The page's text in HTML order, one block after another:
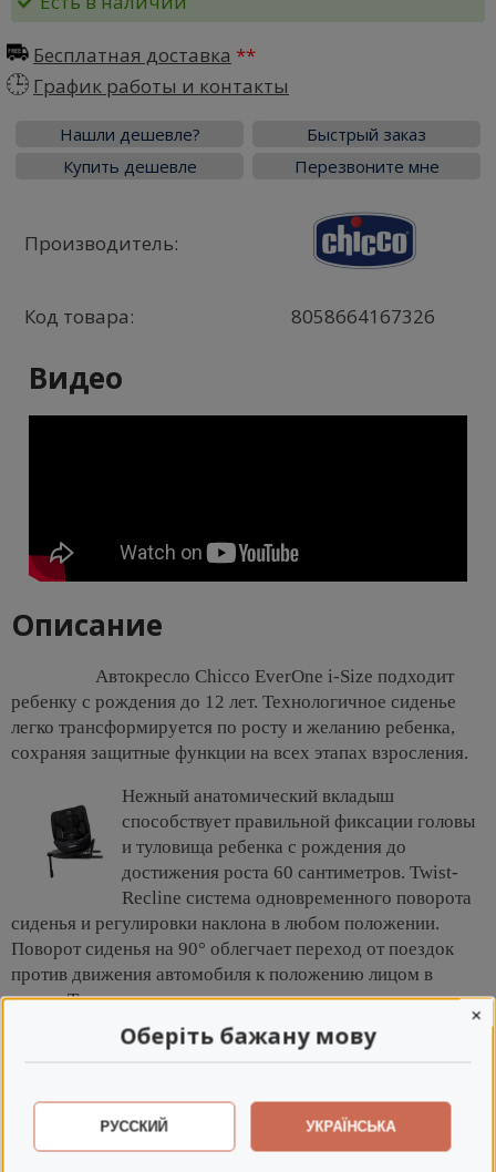
Бесплатная доставка
График работы и контакты
Нашли дешевле?
Быстрый заказ
Купить дешевле
Перезвоните мне
Производитель:
Код товара: 8058664167326
Видео
Описание
Автокресло Chicco EverOne i-Size подходит
ребенку с рождения до 12 лет. Технологичное сиденье
легко трансформируется по росту и желанию ребенка,
сохраняя защитные функции на всех этапах взросления.
Нежный анатомический вкладыш
способствует правильной фиксации головы
и туловища ребенка с рождения до
достижения роста 60 сантиметров. Twist-
Recline система одновременного поворота
сиденья и регулировки наклона в любом положении.
Поворот сиденья на 90° облегчает переход от поездок
против движения автомобиля к положению лицом в
перед. Три уровня наклона сиденья в разных положениях
позволяют удобно расположиться и отдыхать в любом
возрасте. Регулировка подголовника по высоте легко
В конфигурации с базой, подголовник регулируется
одновременно с пятиточечными ремнями.
Оберіть бажану мову
×
РУССКИЙ УКРАЇНСЬКА